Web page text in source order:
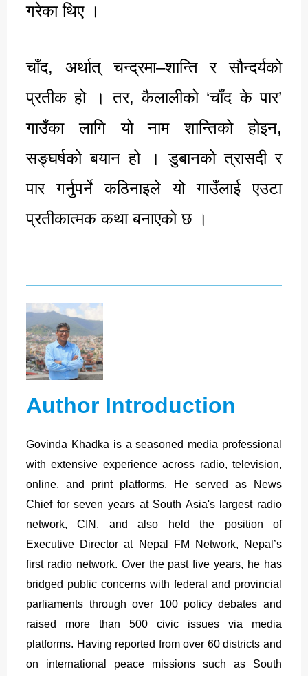
गरेका थिए ।
चाँद, अर्थात् चन्द्रमा–शान्ति र सौन्दर्यको
प्रतीक हो । तर, कैलालीको ‘चाँद के पार’
गाउँका लागि यो नाम शान्तिको होइन,
सङ्घर्षको बयान हो । डुबानको त्रासदी र
पार गर्नुपर्ने कठिनाइले यो गाउँलाई एउटा
प्रतीकात्मक कथा बनाएको छ ।
Author Introduction
Govinda Khadka is a seasoned media professional
with extensive experience across radio, television,
online, and print platforms. He served as News
Chief for seven years at South Asia's largest radio
network, CIN, and also held the position of
Executive Director at Nepal FM Network, Nepal’s
first radio network. Over the past five years, he has
bridged public concerns with federal and provincial
parliaments through over 100 policy debates and
raised more than 500 civic issues via media
platforms. Having reported from over 60 districts and
on international peace missions such as South